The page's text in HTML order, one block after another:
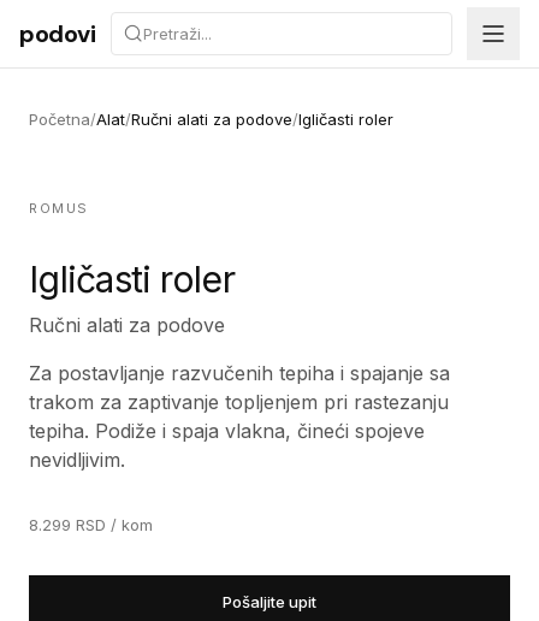
Preskoči na sadržaj
podovi
Početna/Alat/Ručni alati za podove/Igličasti roler
ROMUS
Igličasti roler
Ručni alati za podove
Za postavljanje razvučenih tepiha i spajanje sa
trakom za zaptivanje topljenjem pri rastezanju
tepiha. Podiže i spaja vlakna, čineći spojeve
nevidljivim.
8.299 RSD / kom
Pošaljite upit